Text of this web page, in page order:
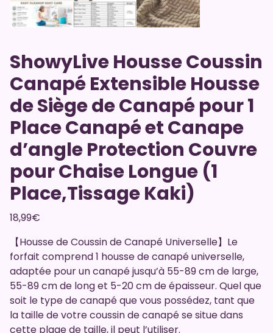
ShowyLive Housse Coussin
Canapé Extensible Housse
de Siège de Canapé pour 1
Place Canapé et Canape
d’angle Protection Couvre
pour Chaise Longue (1
Place,Tissage Kaki)
18,99€
【Housse de Coussin de Canapé Universelle】Le
forfait comprend 1 housse de canapé universelle,
adaptée pour un canapé jusqu’à 55-89 cm de large,
55-89 cm de long et 5-20 cm de épaisseur. Quel que
soit le type de canapé que vous possédez, tant que
la taille de votre coussin de canapé se situe dans
cette plage de taille, il peut l’utiliser.